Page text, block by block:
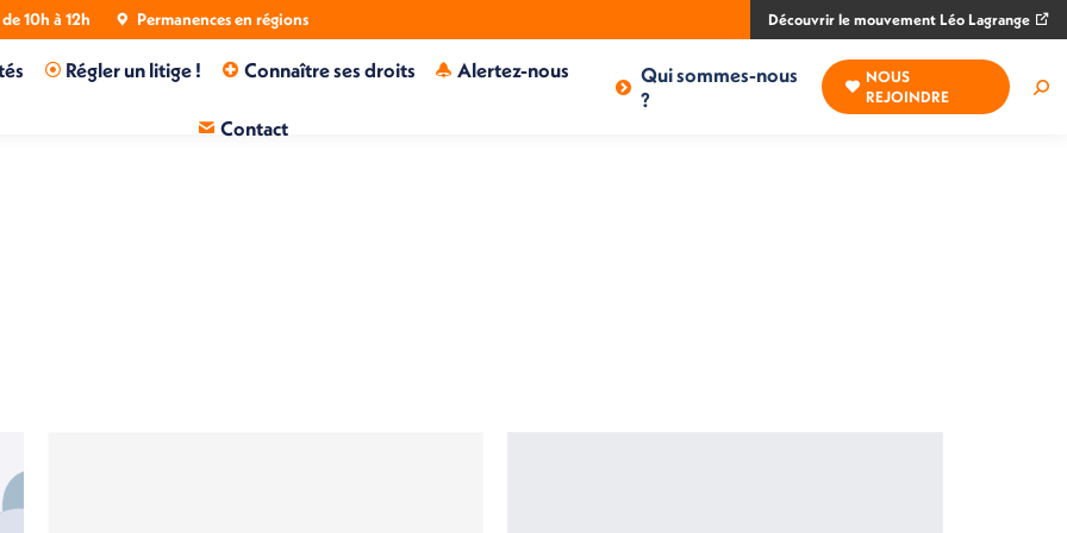
10h à 12h Permanences en régions Découvrir le mouvement Léo Lagrange
Régler un litige ! Connaître ses droits Alertez-nous
Contact
Qui sommes-nous
?
NOUS
REJOINDRE